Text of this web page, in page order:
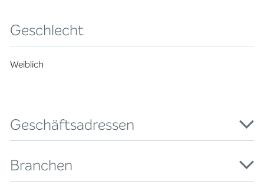
Geschlecht
Weiblich
Geschäftsadressen
Branchen